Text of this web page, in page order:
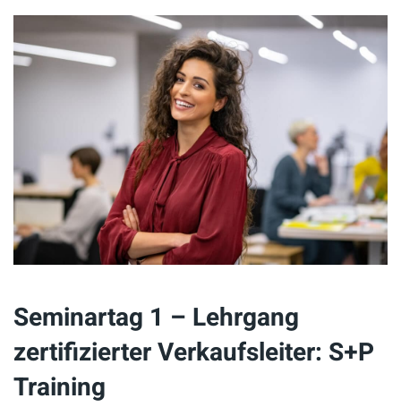
Seminartag 1 – Lehrgang
zertifizierter Verkaufsleiter: S+P
Training